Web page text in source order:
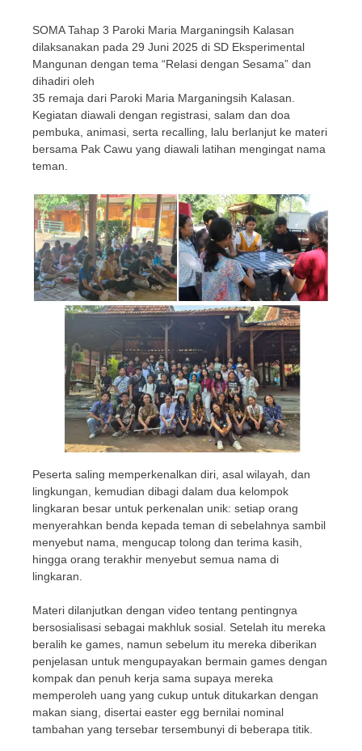
SOMA Tahap 3 Paroki Maria Marganingsih Kalasan
dilaksanakan pada 29 Juni 2025 di SD Eksperimental
Mangunan dengan tema “Relasi dengan Sesama” dan
dihadiri oleh
35 remaja dari Paroki Maria Marganingsih Kalasan.
Kegiatan diawali dengan registrasi, salam dan doa
pembuka, animasi, serta recalling, lalu berlanjut ke materi
bersama Pak Cawu yang diawali latihan mengingat nama
teman.
Peserta saling memperkenalkan diri, asal wilayah, dan
lingkungan, kemudian dibagi dalam dua kelompok
lingkaran besar untuk perkenalan unik: setiap orang
menyerahkan benda kepada teman di sebelahnya sambil
menyebut nama, mengucap tolong dan terima kasih,
hingga orang terakhir menyebut semua nama di
lingkaran.
Materi dilanjutkan dengan video tentang pentingnya
bersosialisasi sebagai makhluk sosial. Setelah itu mereka
beralih ke games, namun sebelum itu mereka diberikan
penjelasan untuk mengupayakan bermain games dengan
kompak dan penuh kerja sama supaya mereka
memperoleh uang yang cukup untuk ditukarkan dengan
makan siang, disertai easter egg bernilai nominal
tambahan yang tersebar tersembunyi di beberapa titik.